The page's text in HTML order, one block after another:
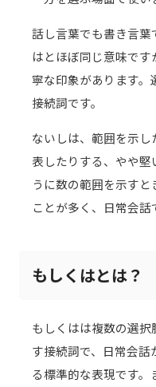
話し言葉でも書き言葉
はとほぼ同じ意味で
寧な印象があります。
接続詞です。
ないしは、範囲を示
表したりする、やや堅
うに数の範囲を示す
ことが多く、日常会話
もしくはとは？
もしくはは複数の選
す接続詞で、日常会
る標準的な表現です